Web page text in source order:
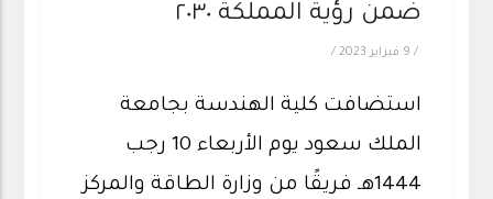
ضمن رؤية المملكة ٢٠٣٠
/ 9 فبراير 2023 /
استضافت كلية الهندسة بجامعة
الملك سعود يوم الأربعاء 10 رجب
1444هـ فريقًا من وزارة الطاقة والمركز